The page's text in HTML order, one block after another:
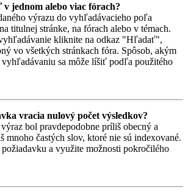
jednom alebo viac fórach?
výrazu do vyhľadávacieho poľa
titulnej stránke, na fórach alebo v témach.
kliknite na odkaz "Hľadať",
vo všetkých stránkach fóra. Spôsob, akým
vyhľadávaniu sa môže líšiť podľa použitého
vracia nulový počet výsledkov?
bol pravdepodobne príliš obecný a
mnoho častých slov, ktoré nie sú indexované.
požiadavku a využite možnosti pokročilého